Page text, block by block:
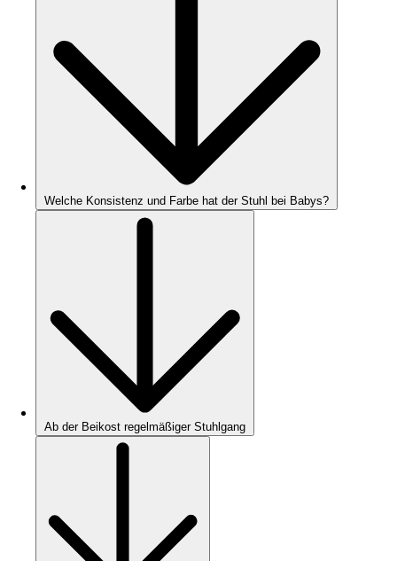
Welche Konsistenz und Farbe hat der Stuhl bei Babys?
Ab der Beikost regelmäßiger Stuhlgang